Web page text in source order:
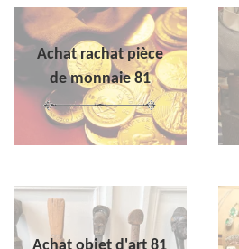
Achat rachat pièce
de monnaie 81
Achat objet d'art 81